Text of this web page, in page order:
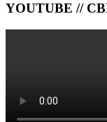
YOUTUBE //